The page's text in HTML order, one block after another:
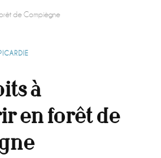
de Compiègne
à
en forêt de